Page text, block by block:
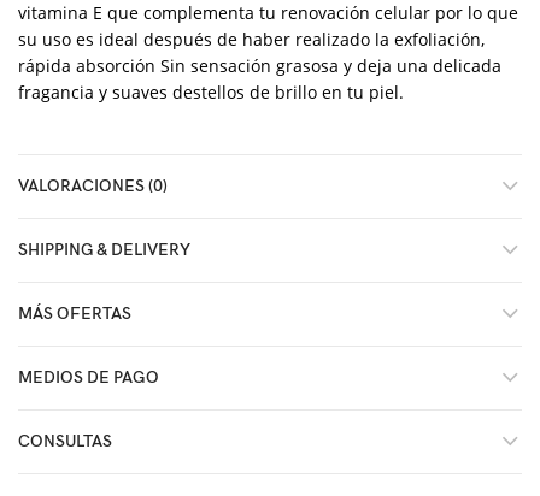
vitamina E que complementa tu renovación celular por lo que
su uso es ideal después de haber realizado la exfoliación,
rápida absorción Sin sensación grasosa y deja una delicada
fragancia y suaves destellos de brillo en tu piel.
VALORACIONES (0)
SHIPPING & DELIVERY
MÁS OFERTAS
MEDIOS DE PAGO
CONSULTAS